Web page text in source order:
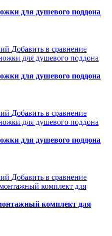
для душевого поддона
Добавить в сравнение
для душевого поддона
Добавить в сравнение
для душевого поддона
Добавить в сравнение
комплект для